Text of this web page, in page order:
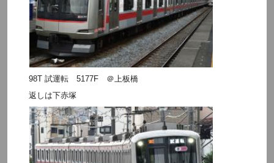
98T 試運転 5177F ＠上板橋
返しは下赤塚